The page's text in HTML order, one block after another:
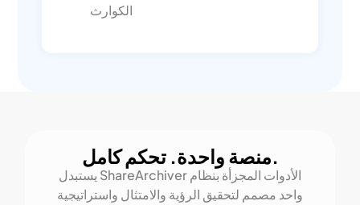
الكوارث
منصة واحدة. تحكم كامل.
يستبدل ShareArchiver الأدوات المجزأة بنظام
واحد مصمم لتحقيق الرؤية والامتثال واستراتيجية